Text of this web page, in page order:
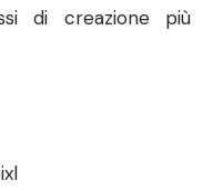
di creazione più